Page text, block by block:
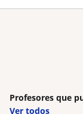
Profesores que
Ver todos